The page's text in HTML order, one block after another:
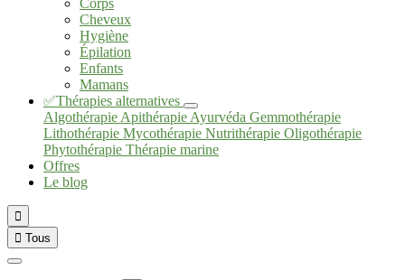
Corps
Cheveux
Hygiène
Épilation
Enfants
Mamans
✅Thérapies alternatives
Algothérapie Apithérapie Ayurvéda Gemmothérapie
Lithothérapie Mycothérapie Nutrithérapie Oligothérapie
Phytothérapie Thérapie marine
Offres
Le blog

 Tous